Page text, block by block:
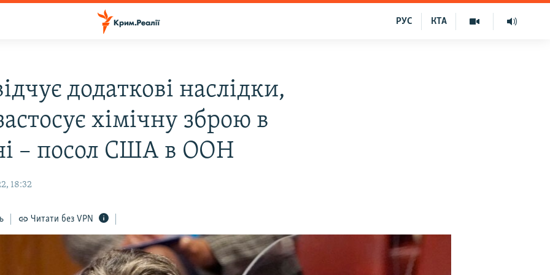
КТА
РУС
додаткові наслідки,
хімічну зброю в
– посол США в ООН
18:32
Читати без VPN